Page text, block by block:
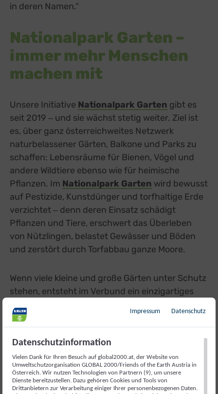
in deren Namen.“
Nationalpark Garten –
immer mehr Menschen
machen mit
Unsere Initiative Nationalpark Garten gibt es
seit 2019 ‒ und sie wächst stetig weiter. Ziel ist
es, über ganz österreichweites Netzwerk
naturbelassener Gärten, Balkone und Parks zu
schaffen: Lebensräume für Bienen, Vögel und
andere Wildtiere ebenso wie für heimische
Pflanzen. Im Nationalpark Garten wird bewusst
auf Pestizide, Kunstdünger und torfhaltige Erde
verzichtet ‒ denn deren Einsatz schädigt
Pflanzen und Tiere, erschwert das Überleben
von Nützlingen, belastet Gewässer und Böden
und zerstört durch Torfabbau ganze Moore.
Wenn viele kleine und große Gärten unter Schutz
stehen, entsteht im Verbund ein einzigartiges
erstreckt ‒ und so einen wertvollen Beitrag zur
Erhaltung derArtenvielfaltleistet.
Impressum Datenschutz
Datenschutzinformation
Vielen Dank für Ihren Besuch auf global2000.at, der Website von
Umweltschutzorganisation GLOBAL 2000/Friends of the Earth Austria in
Österreich. Wir nutzen Technologien von Partnern (9), um unsere
Dienste bereitzustellen. Dazu gehören Cookies und Tools von
Drittanbietern zur Verarbeitung einiger Ihrer personenbezogenen Daten.